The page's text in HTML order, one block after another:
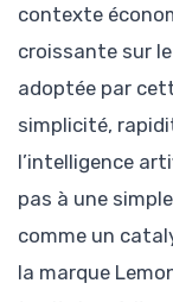
contexte
croissante sur
adoptée par
simplicité,
l’intelligence
pas à une
comme un
la marque